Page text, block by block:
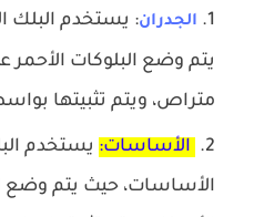
الجدران: يستخدم البلك
يتم وضع البلوكات
متراص، ويتم تثبيتها
الأساسات: يستخدم
الأساسات، حيث يتم وضع